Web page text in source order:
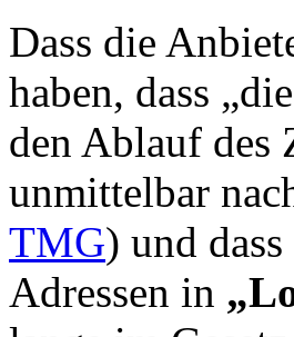
Dass die
haben, dass
den Ablauf des
unmittelbar
TMG) und
Adressen in